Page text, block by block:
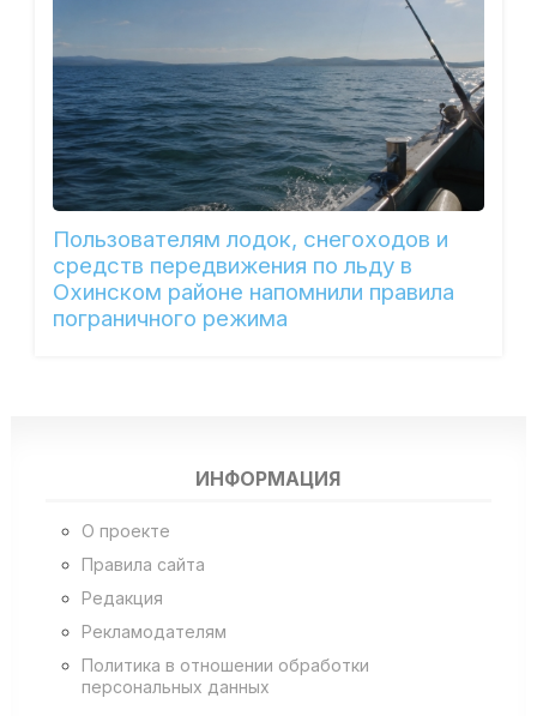
Пользователям лодок, снегоходов и
средств передвижения по льду в
Охинском районе напомнили правила
пограничного режима
ИНФОРМАЦИЯ
О проекте
Правила сайта
Редакция
Рекламодателям
Политика в отношении обработки
персональных данных